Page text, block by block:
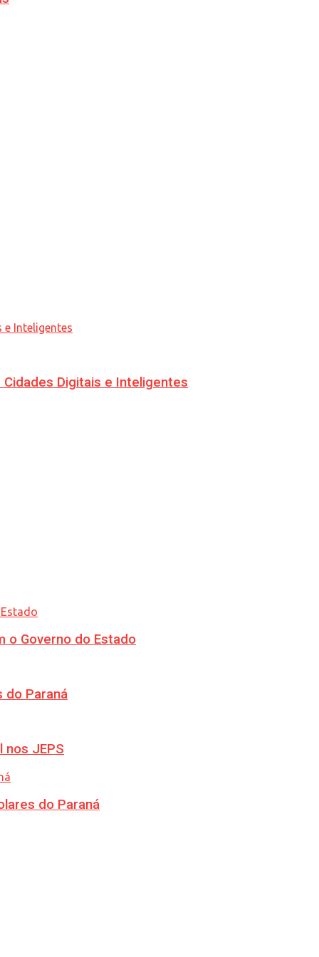
Digitais e Inteligentes
o Governo do Estado
do Paraná
JEPS
do Paraná